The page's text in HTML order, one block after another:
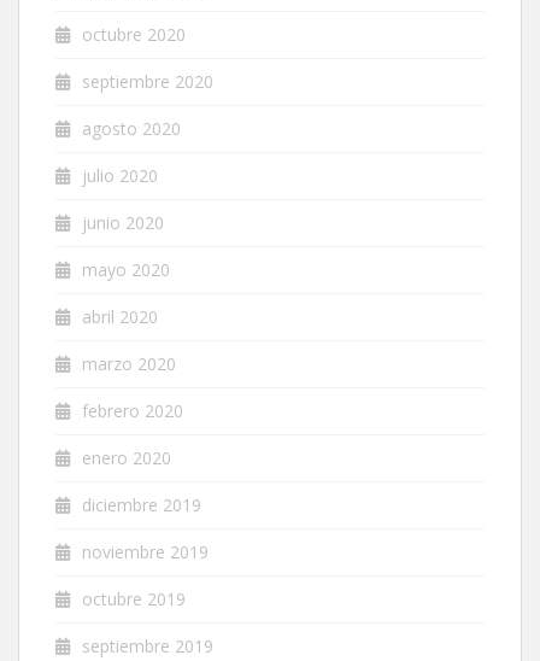
octubre 2020
septiembre 2020
agosto 2020
julio 2020
junio 2020
mayo 2020
abril 2020
marzo 2020
febrero 2020
enero 2020
diciembre 2019
noviembre 2019
octubre 2019
septiembre 2019